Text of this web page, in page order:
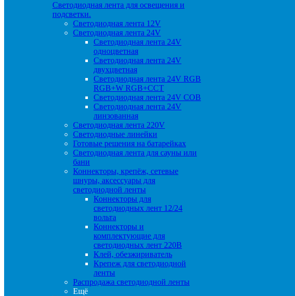
Светодиодная лента для освещения и
подсветки.
Светодиодная лента 12V
Светодиодная лента 24V
Светодиодная лента 24V
одноцветная
Светодиодная лента 24V
двухцветная
Светодиодная лента 24V RGB
RGB+W RGB+CCT
Светодиодная лента 24V COB
Светодиодная лента 24V
линзованная
Светодиодная лента 220V
Светодиодные линейки
Готовые решения на батарейках
Светодиодная лента для сауны или
бани
Коннекторы, крепёж, сетевые
шнуры, аксессуары для
светодиодной ленты
Коннекторы для
светодиодных лент 12/24
вольта
Коннекторы и
комплектующие для
светодиодных лент 220В
Клей, обезжириватель
Крепеж для светодиодной
ленты
Распродажа светодиодной ленты
Ещё